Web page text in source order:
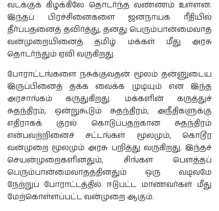
வடக்குக் கிழக்கிலே தொடர்ந்த வண்ணம் உள்ளன.
இந்தப் பிரச்சினைகளை ஜனநாயக ரீதியில்
தீர்ப்பதனைத் தவிர்த்து, தனது பெரும்பான்மைவாத
வன்முறையினைத் தமிழ் மக்கள் மீது அரசு
தொடர்ந்தும் ஏவி வருகிறது.
போராட்டங்களை நசுக்குவதன் மூலம் தன்னுடைய
இருப்பினைத் தக்க வைக்க முடியும் என இந்த
அரசாங்கம் கருதுகிறது. மக்களின் கருத்துச்
சுதந்திரம், ஒன்றுகூடும் சுதந்திரம், அநீதிகளுக்கு
எதிராகக் குரல் கொடுப்பதற்கான சுதந்திரம்
என்பவற்றினைச் சட்டங்கள் மூலமும், கொடூர
வன்முறை மூலமும் அரசு பறித்து வருகிறது. இந்தச்
செயன்முறைகளினதும், சிங்கள பௌத்தப்
பெரும்பான்மைவாதத்தினதும் ஒரு வடிவமே
நேற்றுப் போராட்டத்தில் ஈடுபட்ட மாணவர்கள் மீது
மேற்கொள்ளப்பட்ட வன்முறை ஆகும்.